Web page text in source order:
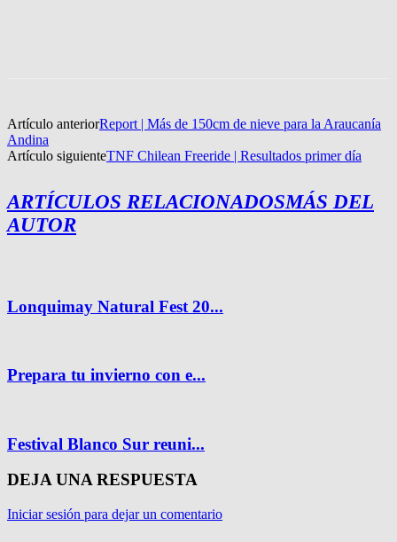
Artículo anteriorReport | Más de 150cm de nieve para la Araucanía
Andina
Artículo siguienteTNF Chilean Freeride | Resultados primer día
ARTÍCULOS RELACIONADOSMÁS DEL
AUTOR
Lonquimay Natural Fest 20...
Prepara tu invierno con e...
Festival Blanco Sur reuni...
DEJA UNA RESPUESTA
Iniciar sesión para dejar un comentario